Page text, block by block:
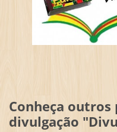
Conheça outros
divulgação